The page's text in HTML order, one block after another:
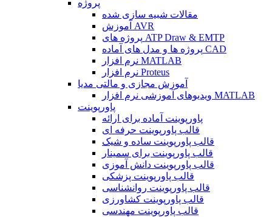
پروژه
مقالات شبیه سازی شده
آموزش AVR
پروژه های ATP Draw & EMTP
پروژه ها و مدل های آماده CAD
نرم افزار MATLAB
نرم افزار Proteus
آموزش مجازی و مالتی مدیا
ویدیوهای آموزشی نرم افزار MATLAB
پاورپوینت
پاورپوینت آماده برای ارائه
قالب پاورپوینت حرفه ای
قالب پاورپوینت ساده و شیک
قالب پاورپوینت برای سمینار
قالب پاورپوینت دانش آموزی
قالب پاورپوینت پزشکی
قالب پاورپوینت روانشناسی
قالب پاورپوینت کشاورزی
قالب پاورپوینت مهندسی